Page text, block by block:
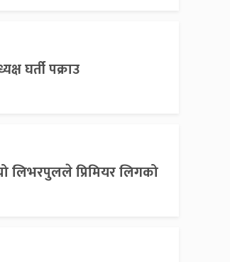
घर्ती पक्राउ
लिभरपुलले प्रिमियर लिगको